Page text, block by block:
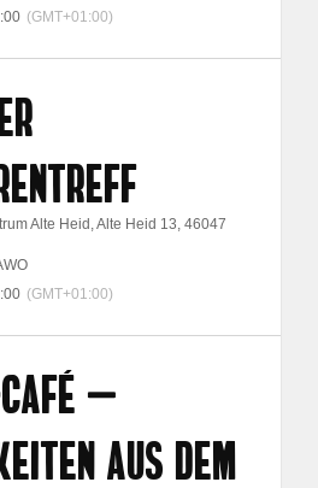
(GMT+01:00)
Alte Heid , Alte Heid 13, 46047
(GMT+01:00)
–
AUS DEM